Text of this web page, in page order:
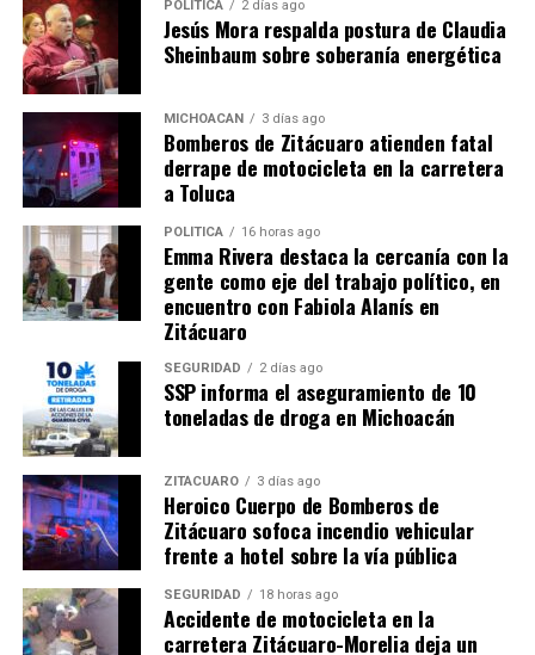
estos bombarderos estratégicos sobrevuelen la
península de nuevo.
Corea del Norte sostiene que Washington y Seúl están
ostentando su poderío militar en violación del
armisticio que puso el fin a la Guerra de Corea de 1950-
1953.
Por esta razón, así como por las nuevas sanciones de la
ONU, el Gobierno norcoreano confirmó a principios de
mes que ya no se siente obligado a cumplir la tregua.
RT
Comparte con:
POLÍTICA 2 días ago
Jesús Mora respalda postura de Claudia
Sheinbaum sobre soberanía energética
MICHOACÁN 3 días ago
Bomberos de Zitácuaro atienden fatal
derrape de motocicleta en la carretera
a Toluca
POLÍTICA 16 horas ago
Emma Rivera destaca la cercanía con la
gente como eje del trabajo político, en
encuentro con Fabiola Alanís en
Zitácuaro
SEGURIDAD 2 días ago
SSP informa el aseguramiento de 10
toneladas de droga en Michoacán
ZITÁCUARO 3 días ago
Heroico Cuerpo de Bomberos de
Zitácuaro sofoca incendio vehicular
frente a hotel sobre la vía pública
SEGURIDAD 18 horas ago
Accidente de motocicleta en la
carretera Zitácuaro-Morelia deja un